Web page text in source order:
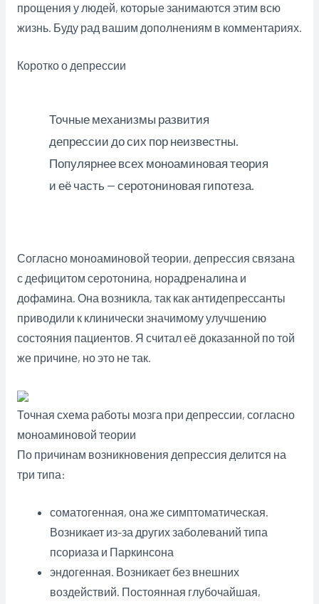
прощения у людей, которые занимаются этим всю
жизнь. Буду рад вашим дополнениям в комментариях.
Коротко о депрессии
Точные механизмы развития
депрессии до сих пор неизвестны.
Популярнее всех моноаминовая теория
и её часть — серотониновая гипотеза.
Согласно моноаминовой теории, депрессия связана
с дефицитом серотонина, норадреналина и
дофамина. Она возникла, так как антидепрессанты
приводили к клинически значимому улучшению
состояния пациентов. Я считал её доказанной по той
же причине, но это не так.
Точная схема работы мозга при депрессии, согласно
моноаминовой теории
По причинам возникновения депрессия делится на
три типа:
соматогенная, она же симптоматическая.
Возникает из-за других заболеваний типа
псориаза и Паркинсона
эндогенная. Возникает без внешних
воздействий. Постоянная глубочайшая,